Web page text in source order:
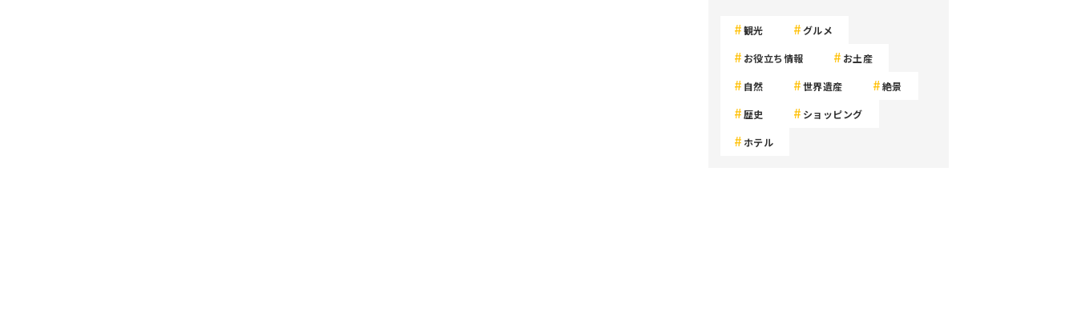
観光 グルメ
お役立ち情報 お土産
自然 世界遺産 絶景
歴史 ショッピング
ホテル